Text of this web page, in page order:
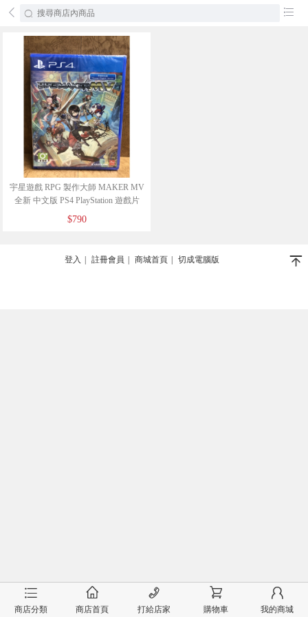
󰄕 󰂦
宇星遊戲 RPG 製作大師 MAKER MV
全新 中文版 PS4 PlayStation 遊戲片
$790
登入 註冊會員 商城首頁 切成電腦版 󰄬
󰂦
商店分類
󰂠
商店首頁
󰄫
打給店家
󰂟
購物車
󰂢
我的商城